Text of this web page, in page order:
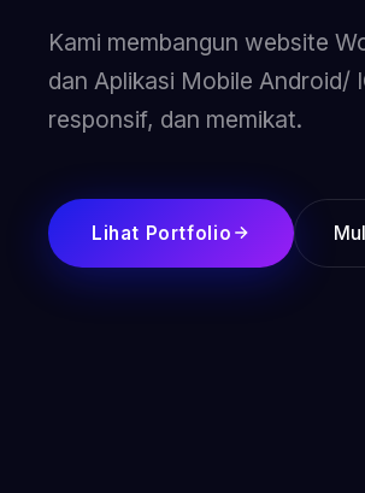
Kami membangun website
dan Aplikasi Mobile Android/
responsif, dan memikat.
Lihat Portfolio